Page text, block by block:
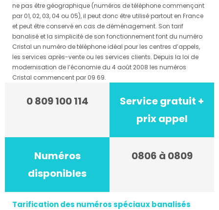
ne pas être géographique (numéros de téléphone commençant
par 01, 02, 03, 04 ou 05), il peut donc être utilisé partout en France
et peut être conservé en cas de déménagement. Son tarif
banalisé et la simplicité de son fonctionnement font du numéro
Cristal un numéro de téléphone idéal pour les centres d’appels,
les services après-vente ou les services clients. Depuis la loi de
modernisation de l’économie du 4 août 2008 les numéros
Cristal commencent par 09 69.
0 809 100 114
Service gratuit +
prix appel
Numéros
disponibles
0806 à 0809
Tarification des numéros spéciaux banalisés